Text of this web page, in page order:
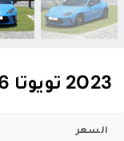
2023 تويوتا GR 86
السعر